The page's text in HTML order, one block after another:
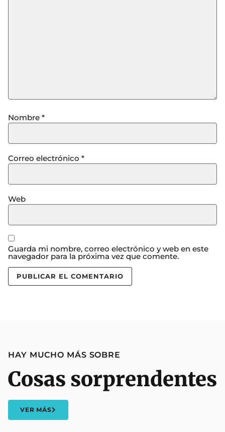
Nombre *
Correo electrónico *
Web
Guarda mi nombre, correo electrónico y web en este
navegador para la próxima vez que comente.
HAY MUCHO MÁS SOBRE
Cosas sorprendentes
VER MÁS